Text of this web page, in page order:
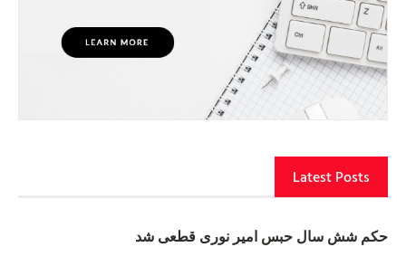
Latest Posts
حکم شش سال حبس امیر نوری قطعی شد